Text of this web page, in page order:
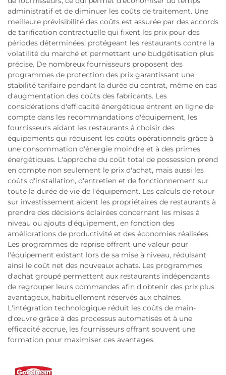
administratif et de diminuer les coûts de traitement. Une
meilleure prévisibilité des coûts est assurée par des accords
de tarification contractuelle qui fixent les prix pour des
périodes déterminées, protégeant les restaurants contre la
volatilité du marché et permettant une budgétisation plus
précise. De nombreux fournisseurs proposent des
programmes de protection des prix garantissant une
stabilité tarifaire pendant la durée du contrat, même en cas
d'augmentation des coûts des fabricants. Les
considérations d'efficacité énergétique entrent en ligne de
compte dans les recommandations d'équipement, les
fournisseurs aidant les restaurants à choisir des
équipements qui réduisent les coûts opérationnels grâce à
une consommation d'énergie moindre et à des primes
énergétiques. L'approche du coût total de possession prend
en compte non seulement le prix d'achat, mais aussi les
coûts d'installation, d'entretien et de fonctionnement sur
toute la durée de vie de l'équipement. Les calculs de retour
sur investissement aident les propriétaires de restaurants à
prendre des décisions éclairées concernant les mises à
niveau ou ajouts d'équipement, en fonction des
améliorations de productivité et des économies réalisées.
Les programmes de reprise offrent une valeur pour
l'équipement existant lors de sa mise à niveau, réduisant
ainsi le coût net des nouveaux achats. Les programmes
d'achat groupé permettent aux restaurants indépendants
de regrouper leurs commandes afin d'obtenir des prix plus
avantageux, habituellement réservés aux chaînes.
L'intégration technologique réduit les coûts de main-
d'œuvre grâce à des processus automatisés et à une
efficacité accrue, les fournisseurs offrant souvent une
formation pour maximiser ces avantages.